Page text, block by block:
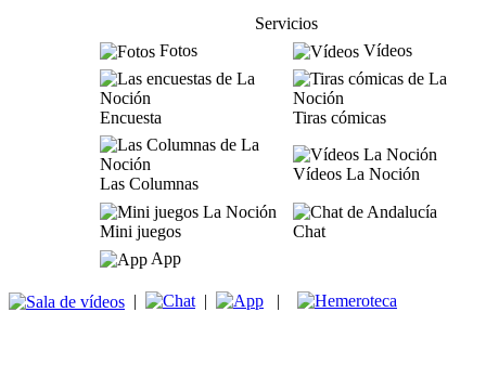
Servicios
Fotos
Vídeos
Encuesta Tiras cómicas
Las Columnas
Vídeos La Noción
Mini juegos
Chat
App
| | |